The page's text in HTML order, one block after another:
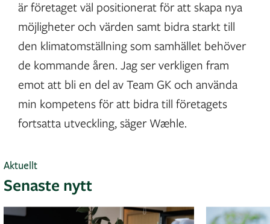
är företaget väl positionerat för att skapa nya
möjligheter och värden samt bidra starkt till
den klimatomställning som samhället behöver
de kommande åren. Jag ser verkligen fram
emot att bli en del av Team GK och använda
min kompetens för att bidra till företagets
fortsatta utveckling, säger Wæhle.
Aktuellt
Senaste nytt